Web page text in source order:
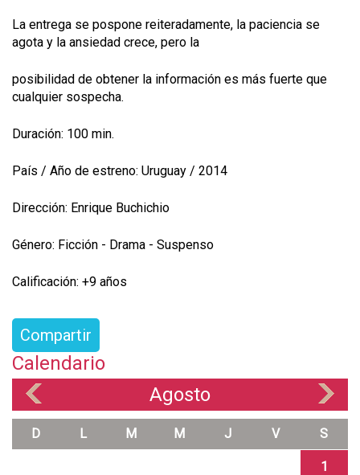
La entrega se pospone reiteradamente, la paciencia se
agota y la ansiedad crece, pero la
posibilidad de obtener la información es más fuerte que
cualquier sospecha.
Duración: 100 min.
País / Año de estreno: Uruguay / 2014
Dirección: Enrique Buchichio
Género: Ficción - Drama - Suspenso
Calificación: +9 años
Compartir
Calendario
Agosto
D L M M J V S
1